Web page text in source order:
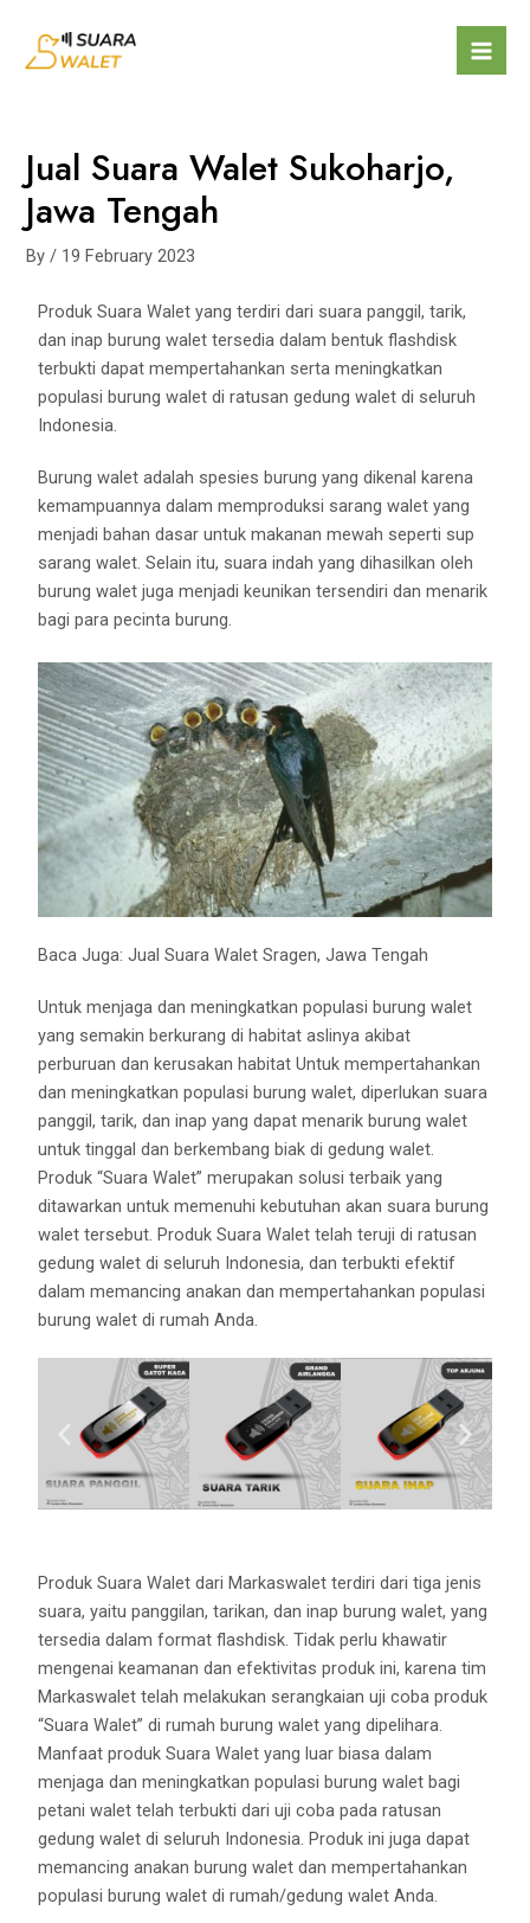
Jual Suara Walet Sukoharjo,
Jawa Tengah
By/ 19 February 2023
Produk Suara Walet yang terdiri dari suara panggil, tarik,
dan inap burung walet tersedia dalam bentuk flashdisk
terbukti dapat mempertahankan serta meningkatkan
populasi burung walet di ratusan gedung walet di seluruh
Indonesia.
Burung walet adalah spesies burung yang dikenal karena
kemampuannya dalam memproduksi sarang walet yang
menjadi bahan dasar untuk makanan mewah seperti sup
sarang walet. Selain itu, suara indah yang dihasilkan oleh
burung walet juga menjadi keunikan tersendiri dan menarik
bagi para pecinta burung.
Baca Juga:Jual Suara Walet Sragen, Jawa Tengah
Untuk menjaga dan meningkatkan populasi burung walet
yang semakin berkurang di habitat aslinya akibat
perburuan dan kerusakan habitat Untuk mempertahankan
dan meningkatkan populasi burung walet, diperlukan suara
panggil, tarik, dan inap yang dapat menarik burung walet
untuk tinggal dan berkembang biak di gedung walet.
Produk “Suara Walet” merupakan solusi terbaik yang
ditawarkan untuk memenuhi kebutuhan akan suara burung
walet tersebut. Produk Suara Walet telah teruji di ratusan
gedung walet di seluruh Indonesia, dan terbukti efektif
dalam memancing anakan dan mempertahankan populasi
burung walet di rumah Anda.
Produk Suara Walet dari Markaswalet terdiri dari tiga jenis
suara, yaitu panggilan, tarikan, dan inap burung walet, yang
tersedia dalam format flashdisk. Tidak perlu khawatir
mengenai keamanan dan efektivitas produk ini, karena tim
Markaswalet telah melakukan serangkaian uji coba produk
“Suara Walet” di rumah burung walet yang dipelihara.
Manfaat produk Suara Walet yang luar biasa dalam
menjaga dan meningkatkan populasi burung walet bagi
petani walet telah terbukti dari uji coba pada ratusan
gedung walet di seluruh Indonesia. Produk ini juga dapat
memancing anakan burung walet dan mempertahankan
populasi burung walet di rumah/gedung walet Anda.